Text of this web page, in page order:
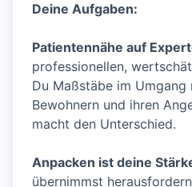
Deine Aufgaben:
Patientennähe auf
professionellen,
Du Maßstäbe im Umgang
Bewohnern und ihren
macht den Unterschied.
Anpacken ist deine
übernimmst